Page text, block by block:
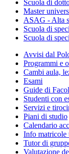
Scuola di
Master
ASAG - Alta
Scuola di
Scuola di
Avvisi dal
Programmi e
Cambi aula,
Esami
Guide di
Studenti con
Servizi e
Piani di studio
Calendario
Info matricole
Tutor di
Valutazione